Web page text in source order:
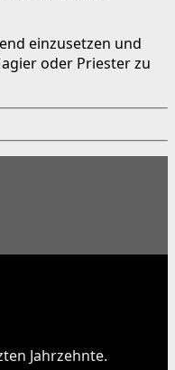
einzusetzen und
oder Priester zu
Jahrzehnte.